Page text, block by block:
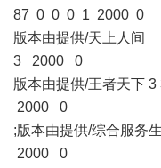
87 0 0 0 1 2000 0
版本由提供/天上人
3 2000 0
版本由提供/王者天下
2000 0
;版本由提供/综合服务
2000 0